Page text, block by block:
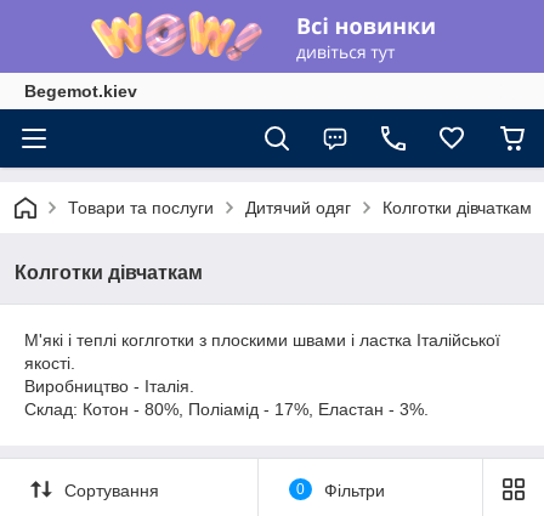
Begemot.kiev
Товари та послуги Дитячий одяг Колготки дівчаткам
Колготки дівчаткам
М'які і теплі коглготки з плоскими швами і ластка Італійської
якості.
Виробництво - Італія.
Склад: Котон - 80%, Поліамід - 17%, Еластан - 3%.
Сортування 0 Фільтри